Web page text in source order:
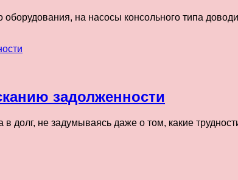
на насосы консольного типа
задолженности
долг, не задумываясь даже о том, какие